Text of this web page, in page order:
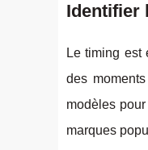
Identifier
Le timing est
des
modèles
marques